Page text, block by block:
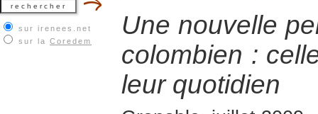
sur irenees.net
sur la Coredem
Une nouvelle
colombien :
leur quotidien